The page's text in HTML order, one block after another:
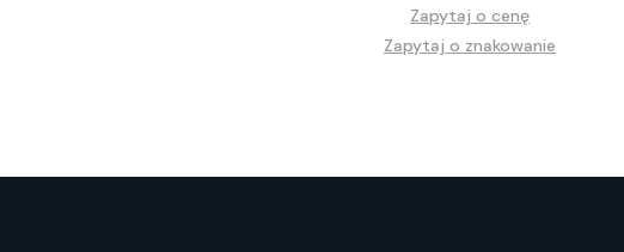
Zapytaj o cenę
Zapytaj o znakowanie